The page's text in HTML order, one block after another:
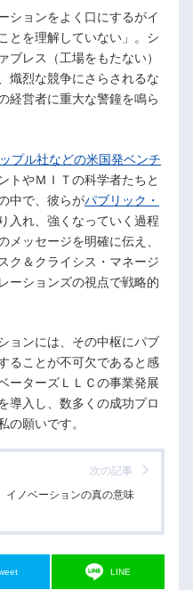
ションをよく口にするがイ
とを理解していない」。シ
ブレス（工場をもたない）
熾烈な競争にさらされるな
経営者に重大な警鐘を鳴ら
プル社などの米国発ベンチ
トやＭＩＴの科学者たちと
中で、彼らがパブリック・
入れ、強くなっていく過程
メッセージを明確に伝え、
ク＆クライシス・マネージ
ーションズの視点で戦略的
ョンには、その中枢にパブ
ることが不可欠であると感
ーターズＬＬＣの事業発展
導入し、数多くの成功プロ
の願いです。
次の記事
イノベーションの真の意味
LINE